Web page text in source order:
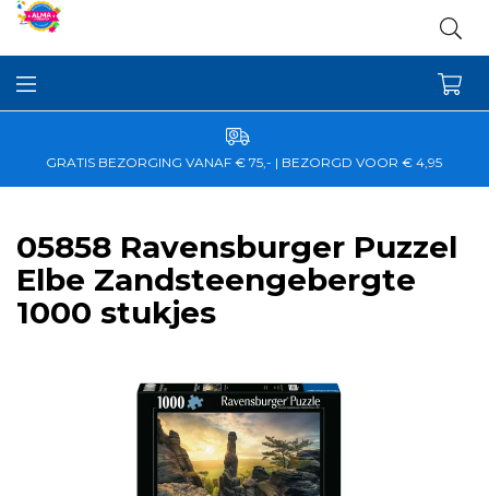
GRATIS BEZORGING VANAF € 75,- | BEZORGD VOOR € 4,95
05858 Ravensburger Puzzel
Elbe Zandsteengebergte
1000 stukjes